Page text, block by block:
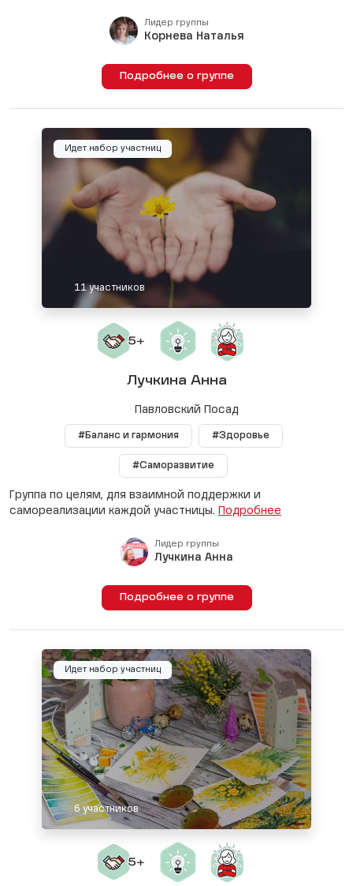
Лидер группы
Корнева Наталья
Подробнее о группе
Идет набор участниц
11 участников
Лучкина Анна
Павловский Посад
#Баланс и гармония #Здоровье
#Саморазвитие
Группа по целям, для взаимной поддержки и
самореализации каждой участницы. Подробнее
Лидер группы
Лучкина Анна
Подробнее о группе
Идет набор участниц
6 участников